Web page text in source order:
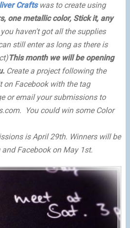
Craftswas to create using
one metallic color, Stick it, any
haven't got all the supplies
still enter as long as there is
This month we will be opening
Create a project following the
on Facebook with the tag
or email your submissions to
. You could win some Color
is April 29th. Winners will be
Facebook on May 1st.